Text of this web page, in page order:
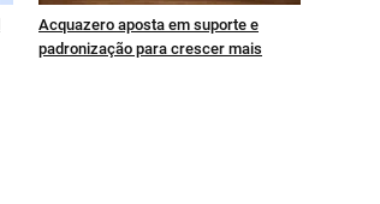
Acquazero aposta em suporte e
padronização para crescer mais